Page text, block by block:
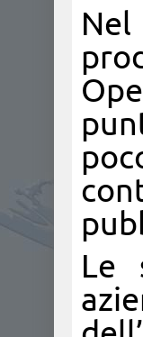
Le